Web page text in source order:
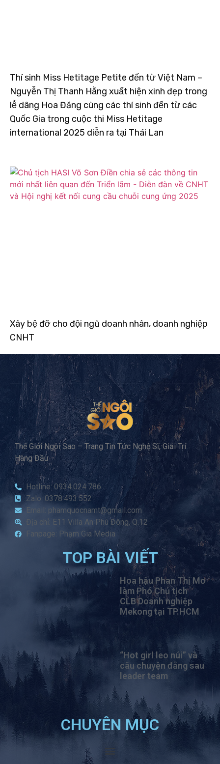
Thí sinh Miss Hetitage Petite đến từ Việt Nam –
Nguyễn Thị Thanh Hằng xuất hiện xinh đẹp trong
lễ dâng Hoa Đăng cùng các thí sinh đến từ các
Quốc Gia trong cuộc thi Miss Hetitage
international 2025 diễn ra tại Thái Lan
Xây bệ đỡ cho đội ngũ doanh nhân, doanh nghiệp
CNHT
Thế Giới Ngôi Sao – Trang Tin Tức Nghệ Sĩ, Giải Trí
Hàng Đầu
Hotline: 0934.024.786
Zalo: 0378.493.552
Email: phamquocnamt@gmail.com
Địa chỉ: E11 Villa An Phú Đông, Q.12
Fanpage: Phạm Gia Media
TOP BÀI VIẾT
Hoa hậu Phan Thị Mơ
làm Phó Chủ tịch
CLB Doanh nghiệp
Mekong tại TP.HCM
“Hot girl leo núi” và
câu chuyện đằng sau
leader team
CHUYÊN MỤC